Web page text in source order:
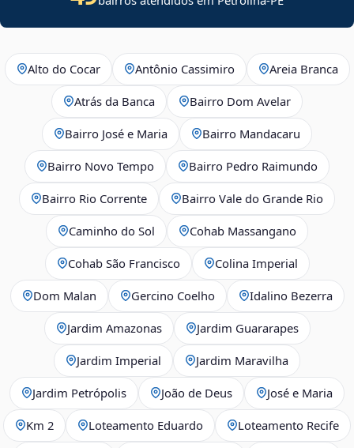
Alto do Cocar Antônio Cassimiro Areia Branca
Atrás da Banca Bairro Dom Avelar
Bairro José e Maria Bairro Mandacaru
Bairro Novo Tempo Bairro Pedro Raimundo
Bairro Rio Corrente Bairro Vale do Grande Rio
Caminho do Sol Cohab Massangano
Cohab São Francisco Colina Imperial
Dom Malan Gercino Coelho Idalino Bezerra
Jardim Amazonas Jardim Guararapes
Jardim Imperial Jardim Maravilha
Jardim Petrópolis João de Deus José e Maria
Km 2 Loteamento Eduardo Loteamento Recife